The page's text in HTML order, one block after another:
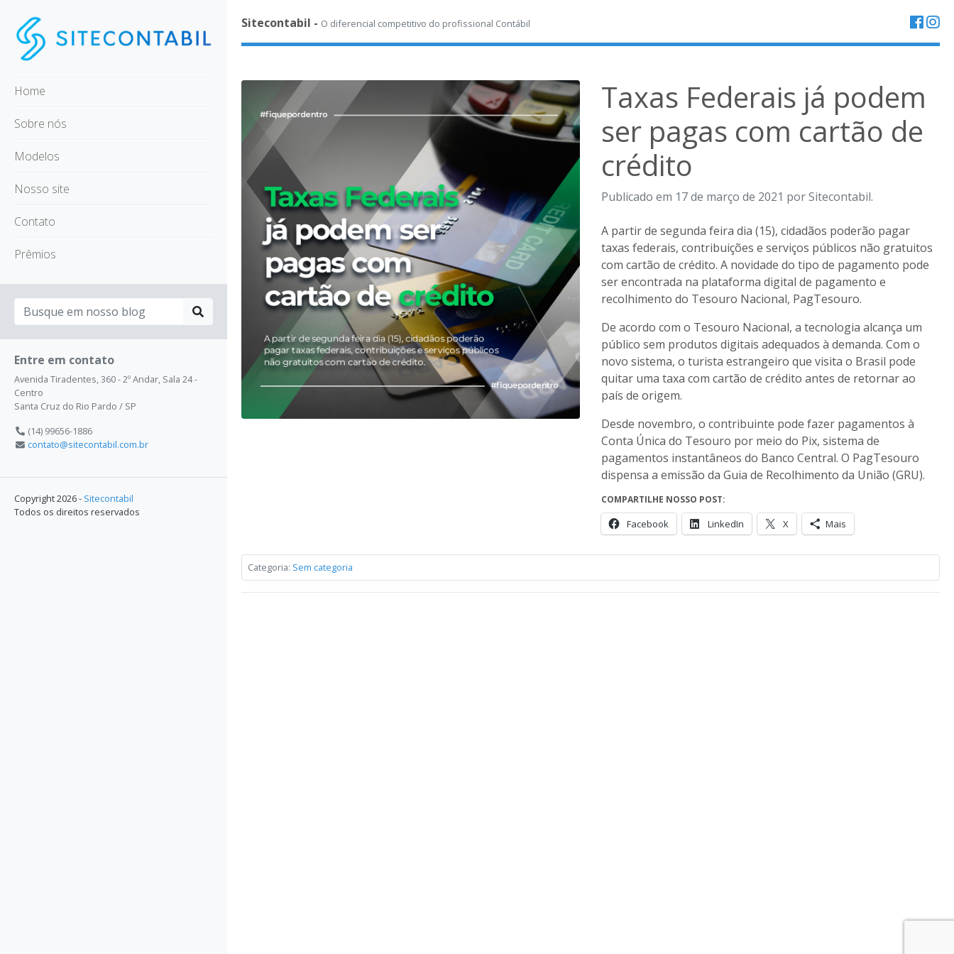
Home
Sobre nós
Modelos
Nosso site
Contato
Prêmios
Entre em contato
Avenida Tiradentes, 360 - 2º Andar, Sala 24 -
Centro
Santa Cruz do Rio Pardo / SP
(14) 99656-1886
contato@sitecontabil.com.br
Copyright 2026 - Sitecontabil
Todos os direitos reservados
Sitecontabil - O diferencial competitivo do profissional Contábil
Taxas Federais já podem
ser pagas com cartão de
crédito
Publicado em 17 de março de 2021 por Sitecontabil.
A partir de segunda feira dia (15), cidadãos poderão pagar
taxas federais, contribuições e serviços públicos não gratuitos
com cartão de crédito. A novidade do tipo de pagamento pode
ser encontrada na plataforma digital de pagamento e
recolhimento do Tesouro Nacional, PagTesouro.
De acordo com o Tesouro Nacional, a tecnologia alcança um
público sem produtos digitais adequados à demanda. Com o
novo sistema, o turista estrangeiro que visita o Brasil pode
quitar uma taxa com cartão de crédito antes de retornar ao
país de origem.
Desde novembro, o contribuinte pode fazer pagamentos à
Conta Única do Tesouro por meio do Pix, sistema de
pagamentos instantâneos do Banco Central. O PagTesouro
dispensa a emissão da Guia de Recolhimento da União (GRU).
COMPARTILHE NOSSO POST:
Facebook LinkedIn X Mais
Categoria: Sem categoria